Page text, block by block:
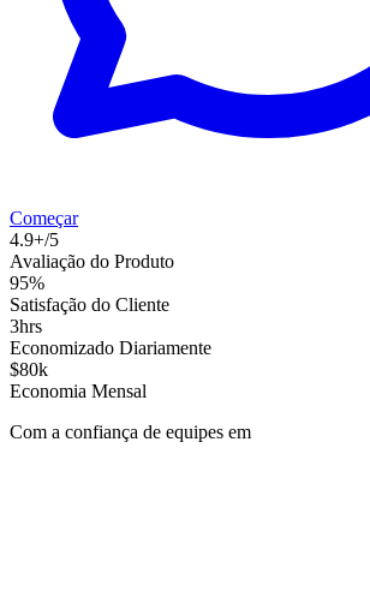
Começar
4.9+/5
Avaliação do Produto
95%
Satisfação do Cliente
3hrs
Economizado Diariamente
$80k
Economia Mensal
Com a confiança de equipes em